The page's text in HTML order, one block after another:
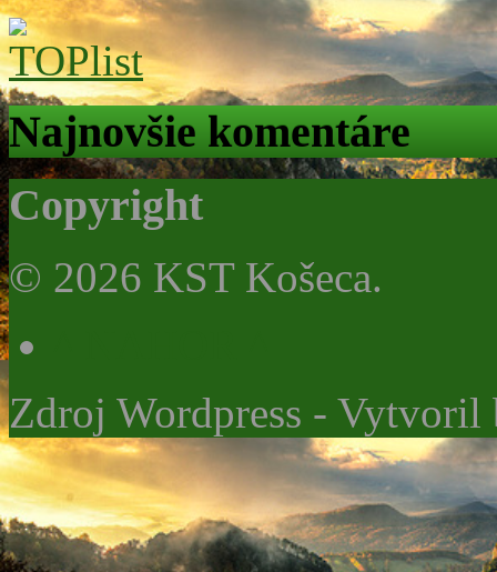
Najnovšie komentáre
Copyright
© 2026 KST Košeca.
Zdroj Wordpress -